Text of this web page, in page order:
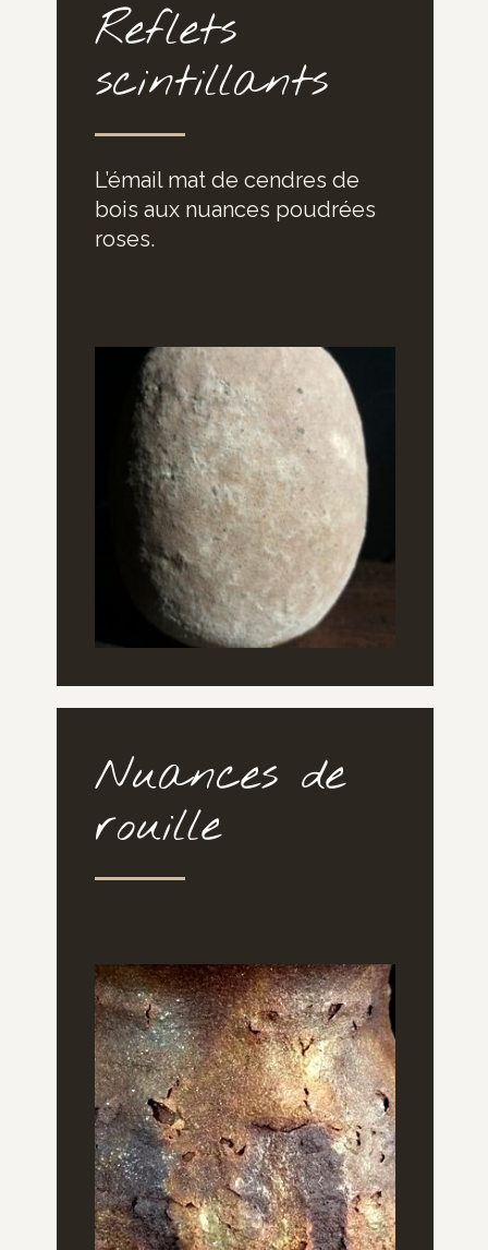
Reflets
scintillants
L’émail mat de cendres de
bois aux nuances poudrées
roses.
Nuances de
rouille